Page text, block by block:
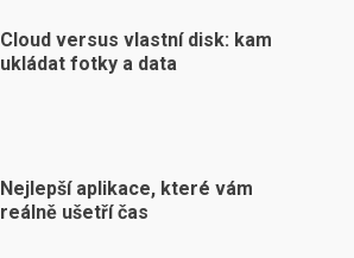
Cloud versus vlastní disk: kam
ukládat fotky a data
Nejlepší aplikace, které vám
reálně ušetří čas